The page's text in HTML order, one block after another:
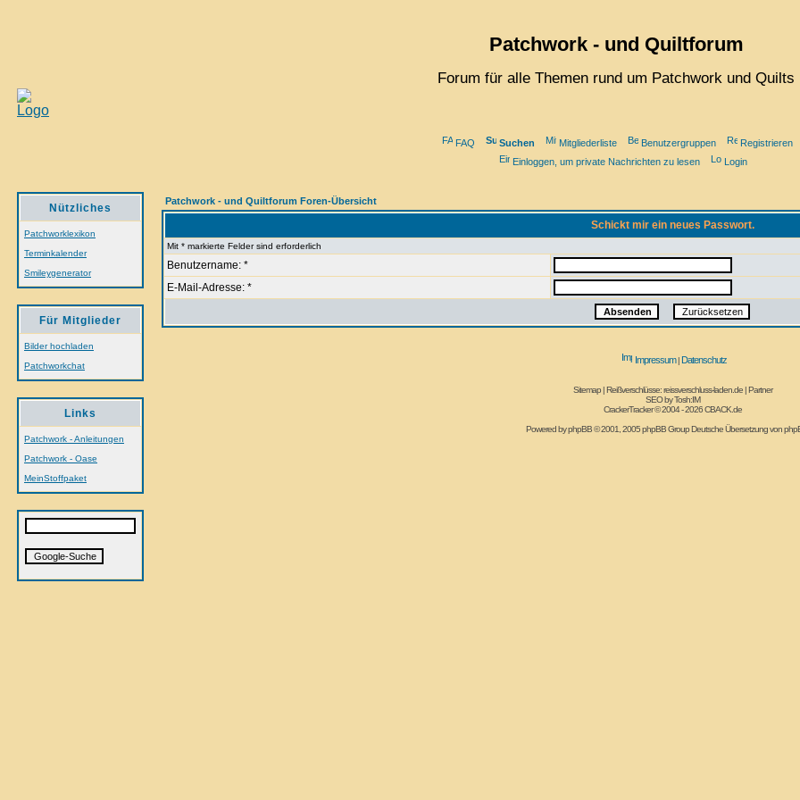
Patchwork - und Quiltforum
Forum für alle Themen rund um Patchwork und Quilts
FAQ Suchen Mitgliederliste Benutzergruppen
Registrieren
Einloggen, um private Nachrichten zu lesen
Login
Nützliches
Patchworklexikon
Terminkalender
Smileygenerator
Für Mitglieder
Bilder hochladen
Patchworkchat
Links
Patchwork - Anleitungen
Patchwork - Oase
MeinStoffpaket
Patchwork - und Quiltforum Foren-Übersicht
Schickt mir ein neues Passwort.
Mit * markierte Felder sind erforderlich
Benutzername: *
E-Mail-Adresse: *
Impressum| Datenschutz
Sitemap|Reißverschlüsse: reissverschluss-laden.de|Partner
SEO byTosh:IM
CrackerTracker © 2004 - 2026CBACK.de
Powered byphpBB© 2001, 2005 phpBB Group Deutsche Übersetzung von